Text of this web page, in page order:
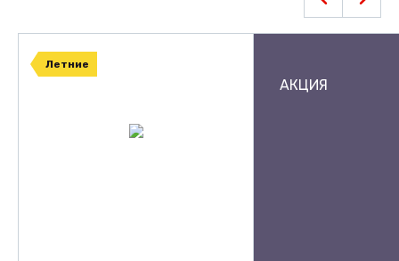
Летние
АКЦИЯ